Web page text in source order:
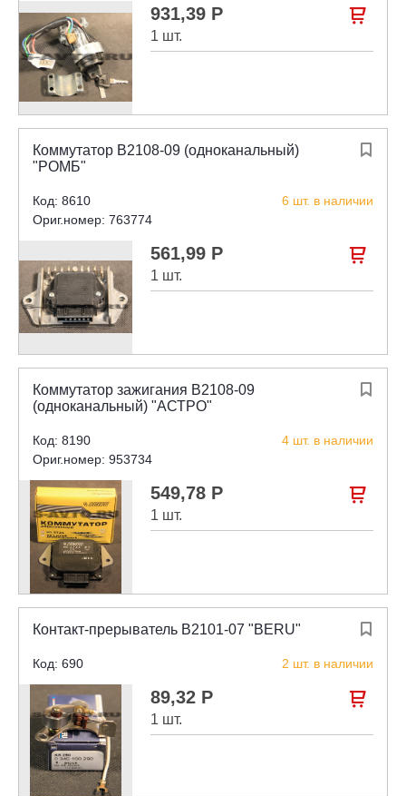
931,39 Р
1 шт.


Коммутатор В2108-09 (одноканальный)
"РОМБ"
Код: 8610
6 шт. в наличии
Ориг.номер: 763774
561,99 Р
1 шт.


Коммутатор зажигания В2108-09
(одноканальный) "АСТРО"
Код: 8190
4 шт. в наличии
Ориг.номер: 953734
549,78 Р
1 шт.


Контакт-прерыватель В2101-07 "BERU"
Код: 690 2 шт. в наличии
89,32 Р
1 шт.
